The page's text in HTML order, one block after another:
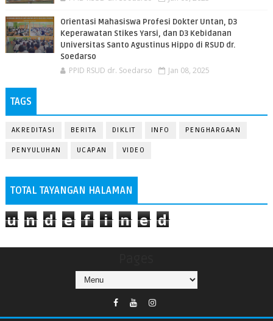
Orientasi Mahasiswa Profesi Dokter Untan, D3
Keperawatan Stikes Yarsi, dan D3 Kebidanan
Universitas Santo Agustinus Hippo di RSUD dr.
Soedarso
PPID RSUD dr. Soedarso Jan 08, 2025
TAGS
AKREDITASI BERITA DIKLIT INFO PENGHARGAAN
PENYULUHAN UCAPAN VIDEO
TOTAL TAYANGAN HALAMAN
u n d e f i n e d